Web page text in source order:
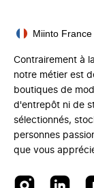
Miinto France
Contrairement à
notre métier est
boutiques de
d'entrepôt ni de
sélectionnés,
personnes
que vous